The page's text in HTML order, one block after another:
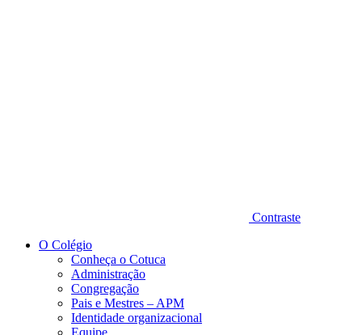
Contraste
O Colégio
Conheça o Cotuca
Administração
Congregação
Pais e Mestres – APM
Identidade organizacional
Equipe